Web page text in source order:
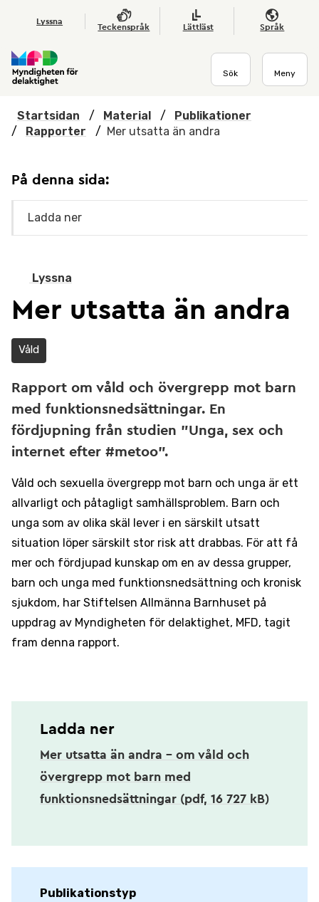
Hoppa till huvudmenyn
Lyssna
Teckenspråk Lättläst Språk
Sök Meny
Startsidan / Material /
Publikationer
/
Rapporter / Mer utsatta än andra
Lyssna
Mer utsatta än andra
Våld
Rapport om våld och övergrepp mot barn
med funktionsnedsättningar. En
fördjupning från studien "Unga, sex och
internet efter #metoo".
Våld och sexuella övergrepp mot barn och unga är ett
allvarligt och påtagligt samhällsproblem. Barn och
unga som av olika skäl lever i en särskilt utsatt
situation löper särskilt stor risk att drabbas. För att få
mer och fördjupad kunskap om en av dessa grupper,
barn och unga med funktionsnedsättning och kronisk
sjukdom, har Stiftelsen Allmänna Barnhuset på
uppdrag av Myndigheten för delaktighet, MFD, tagit
fram denna rapport.
Ladda ner
Mer utsatta än andra – om våld och
övergrepp mot barn med
funktionsnedsättningar (pdf, 16 727 kB)
Publikationstyp
På denna sida:
Ladda ner